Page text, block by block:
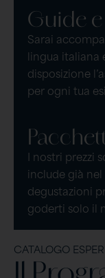
Guide
Sarai
lingua italiana
disposizione
per ogni tua
I nostri prezzi
include già nel
degustazioni
goderti solo il
CATALOGO